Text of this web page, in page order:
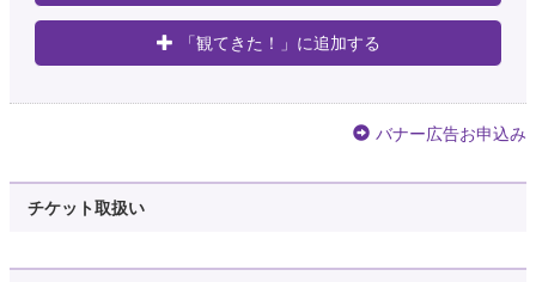
「観てきた！」に追加する
バナー広告お申込み
チケット取扱い